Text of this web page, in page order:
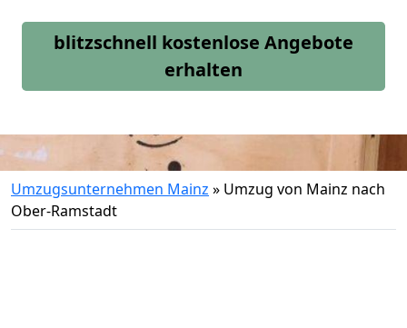
blitzschnell kostenlose Angebote
erhalten
Umzugsunternehmen Mainz » Umzug von Mainz nach
Ober-Ramstadt